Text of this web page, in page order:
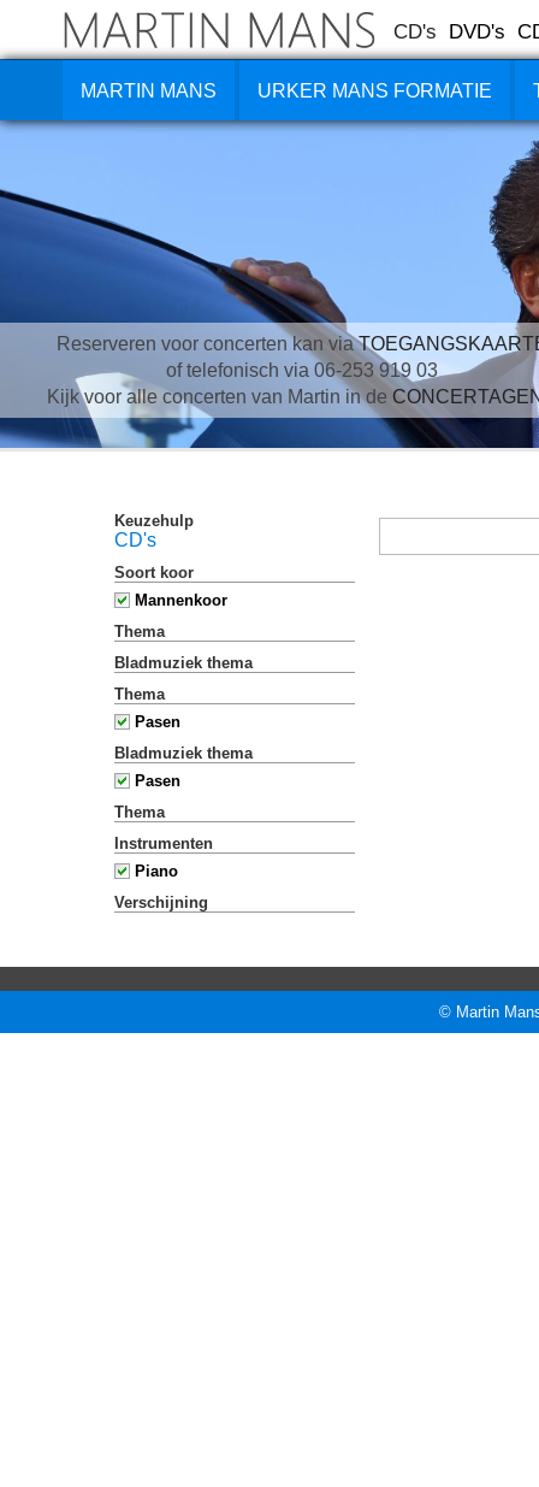
CD's DVD's
MARTIN MANS URKER MANS FORMATIE
Reserveren voor concerten kan via
of telefonisch via 06-253 919 03
Kijk voor alle concerten van Martin in de
Keuzehulp
CD's
Soort koor
Mannenkoor
Thema
Bladmuziek thema
Thema
Pasen
Bladmuziek thema
Pasen
Thema
Instrumenten
Piano
Verschijning
© Martin